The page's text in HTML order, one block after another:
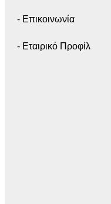
- Επικοινωνία
- Εταιρικό Προφίλ